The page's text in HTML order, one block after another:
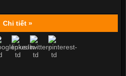
Chi tiết »